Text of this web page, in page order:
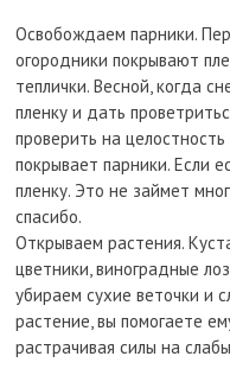
Освобождаем парники.
огородники покрывают
теплички. Весной, когда
пленку и дать
проверить на
покрывает парники. Если
пленку. Это не займет
спасибо.
Открываем растения.
цветники, виноградные
убираем сухие веточки и
растение, вы помогаете
растрачивая силы на